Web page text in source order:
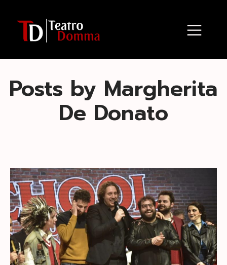
Posts by Margherita
De Donato